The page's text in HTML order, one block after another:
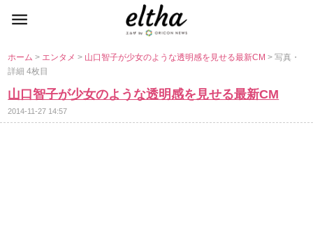
ホーム> エンタメ> 山口智子が少女のような透明感を見せる最新CM> 写真・
詳細 4枚目
山口智子が少女のような透明感を見せる最新CM
2014-11-27 14:57